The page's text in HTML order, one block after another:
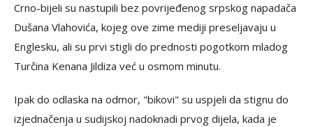
Crno-bijeli su nastupili bez povrijeđenog srpskog napadača
Dušana Vlahovića, kojeg ove zime mediji preseljavaju u
Englesku, ali su prvi stigli do prednosti pogotkom mladog
Turčina Kenana Jildiza već u osmom minutu.
Ipak do odlaska na odmor, "bikovi" su uspjeli da stignu do
izjednačenja u sudijskoj nadoknadi prvog dijela, kada je